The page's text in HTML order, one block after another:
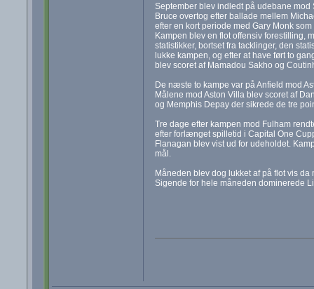
September blev indledt på udebane mod
Bruce overtog efter ballade mellem
efter en kort periode med Gary Monk
Kampen blev en flot offensiv forestilling,
statistikker, bortset fra tacklinger, den
lukke kampen, og efter at have ført to
blev scoret af Mamadou Sakho og
De næste to kampe var på Anfield mod
Målene mod Aston Villa blev scoret af
og Memphis Depay der sikrede de tre
Tre dage efter kampen mod Fulham
efter forlænget spilletid i Capital One
Flanagan blev vist ud for udeholdet.
mål.
Måneden blev dog lukket af på flot vis
Sigende for hele måneden dominerede